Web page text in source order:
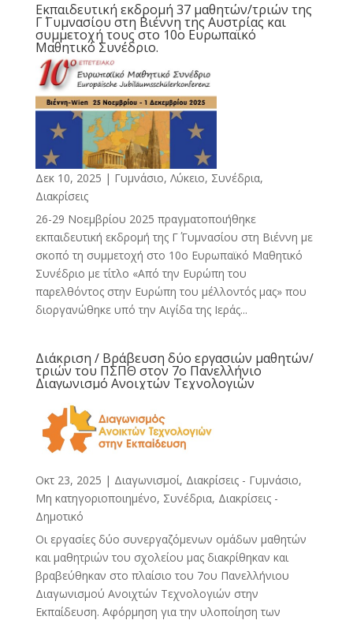
Εκπαιδευτική εκδρομή 37 μαθητών/τριών της
Γ΄ Γυμνασίου στη Βιέννη της Αυστρίας και
συμμετοχή τους στο 10ο Ευρωπαϊκό
Μαθητικό Συνέδριο.
Δεκ 10, 2025 | Γυμνάσιο, Λύκειο, Συνέδρια,
Διακρίσεις
26-29 Νοεμβρίου 2025 πραγματοποιήθηκε
εκπαιδευτική εκδρομή της Γ΄ Γυμνασίου στη Βιέννη με
σκοπό τη συμμετοχή στο 10ο Ευρωπαϊκό Μαθητικό
Συνέδριο με τίτλο «Από την Ευρώπη του
παρελθόντος στην Ευρώπη του μέλλοντός μας» που
διοργανώθηκε υπό την Αιγίδα της Ιεράς...
Διάκριση / Βράβευση δύο εργασιών μαθητών/
τριών του ΠΣΠΘ στον 7ο Πανελλήνιο
Διαγωνισμό Ανοιχτών Τεχνολογιών
Οκτ 23, 2025 | Διαγωνισμοί, Διακρίσεις - Γυμνάσιο,
Μη κατηγοριοποιημένο, Συνέδρια, Διακρίσεις -
Δημοτικό
Οι εργασίες δύο συνεργαζόμενων ομάδων μαθητών
και μαθητριών του σχολείου μας διακρίθηκαν και
βραβεύθηκαν στο πλαίσιο του 7ου Πανελλήνιου
Διαγωνισμού Ανοιχτών Τεχνολογιών στην
Εκπαίδευση. Αφόρμηση για την υλοποίηση των